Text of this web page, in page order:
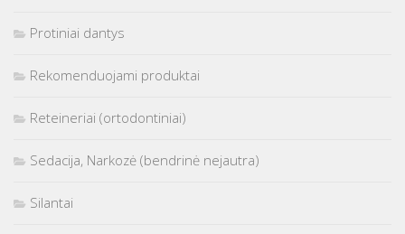
Protiniai dantys
Rekomenduojami produktai
Reteineriai (ortodontiniai)
Sedacija, Narkozė (bendrinė nejautra)
Silantai